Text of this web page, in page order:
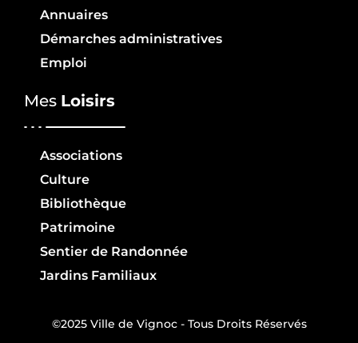
Annuaires
Démarches administratives
Emploi
Mes Loisirs
Associations
Culture
Bibliothèque
Patrimoine
Sentier de Randonnée
Jardins Familiaux
©2025 Ville de Vignoc - Tous Droits Réservés